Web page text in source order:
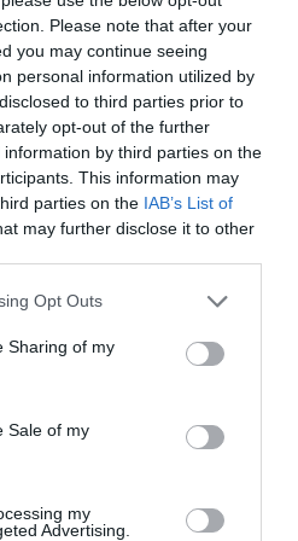
Please note that after your
you may continue seeing
personal information utilized by
to third parties prior to
opt-out of the further
by third parties on the
This information may
parties on the IAB’s List of
may further disclose it to other
app uses one or more Google
behaviour. You may click to
and its third-party tags to
purposes in below Google
Opt Outs
Sharing of my
Sale of my
my
Advertising.
ΠΑΝΟΥ
10:16
η
τριών θυμάτων – Ένας
δεν ήταν όμηρος
της Γάζας
| 09:49
φρικτά
ΠΑΝΟΥ
16:00
τις σορούς των
ομήρων – Παρέδωσαν
ΠΑΝΟΥ
| 11:56